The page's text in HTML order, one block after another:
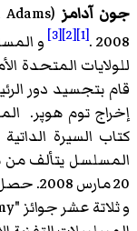
جون آدامز(
Adams
2008 .
[1]
[2]
[3]
و
للولايات المتحدة
قام بتجسيد دور
إخراج توم هوپر.
كتاب السيرة